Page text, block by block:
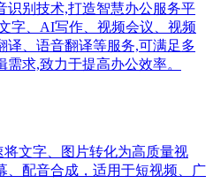
识别技术,打造智慧办公服务平
字、AI写作、视频会议、视频
译、语音翻译等服务,可满足多
求,致力于提高办公效率。
将文字、图片转化为高质量视
、配音合成，适用于短视频、广